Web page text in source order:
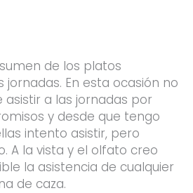
de los platos
En esta ocasión no
asistir a las jornadas por
y desde que tengo
intento asistir, pero
A la vista y el olfato creo
la asistencia de cualquier
de caza.